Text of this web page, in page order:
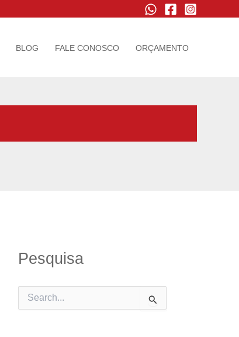
BLOG FALE CONOSCO ORÇAMENTO
Pesquisa
e